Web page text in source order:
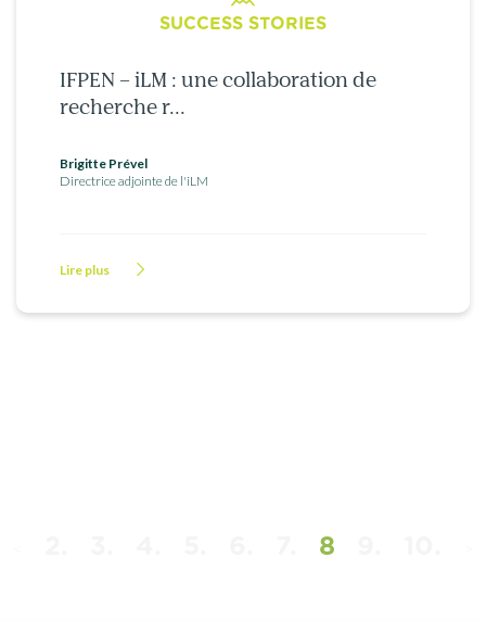
SUCCESS STORIES
IFPEN – iLM : une collaboration de
recherche r...
Brigitte Prével
Directrice adjointe de l'iLM
Lire plus
8